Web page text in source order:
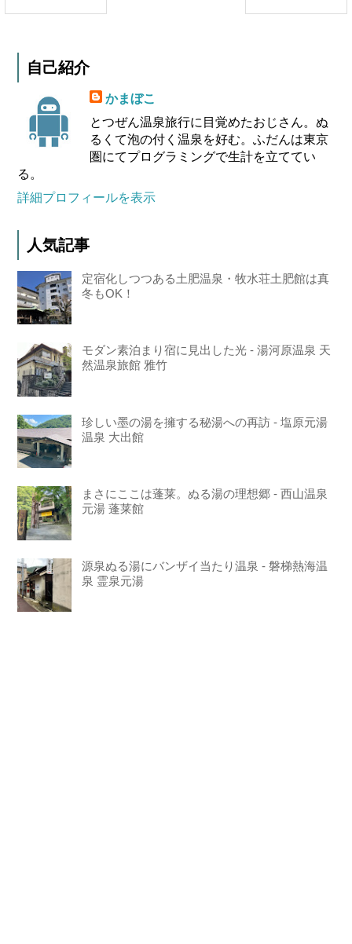
自己紹介
かまぼこ
とつぜん温泉旅行に目覚めたおじさん。ぬ
るくて泡の付く温泉を好む。ふだんは東京
圏にてプログラミングで生計を立ててい
る。
詳細プロフィールを表示
人気記事
定宿化しつつある土肥温泉・牧水荘土肥館は真
冬もOK！
モダン素泊まり宿に見出した光 - 湯河原温泉 天
然温泉旅館 雅竹
珍しい墨の湯を擁する秘湯への再訪 - 塩原元湯
温泉 大出館
まさにここは蓬莱。ぬる湯の理想郷 - 西山温泉
元湯 蓬莱館
源泉ぬる湯にバンザイ当たり温泉 - 磐梯熱海温
泉 霊泉元湯